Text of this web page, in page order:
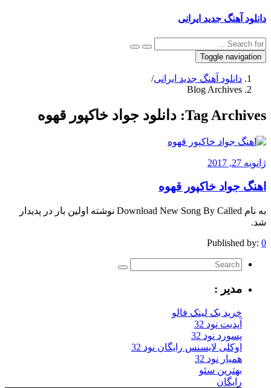
دانلود آهنگ جدید ایرانی
Toggle navigation
دانلود آهنگ جدید ایرانی/
Blog Archives
Tag Archives: دانلود جواد خاکپور قهوه
ژانویه 27, 2017
اهنگ جواد خاکپور قهوه
به نام Download New Song By Called نوشته اولین بار در پدیدار
شد.
Published by: 0
مدیر :
خرید بک لینک فالو
آپدیت نود 32
پسورد نود 32
اوکلی لایسنس رایگان نود 32
همیار نود 32
بهترین سئو
رایگان